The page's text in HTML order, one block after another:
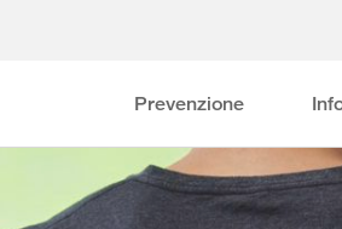
Prevenzione